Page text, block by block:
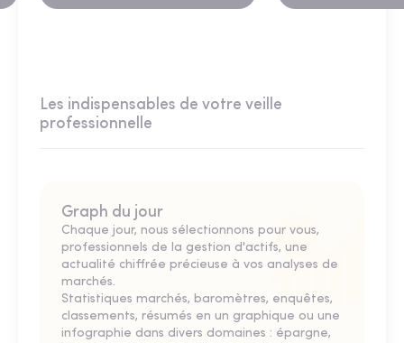
Les indispensables de votre veille
professionnelle
Graph du jour
Chaque jour, nous sélectionnons pour vous,
professionnels de la gestion d'actifs, une
actualité chiffrée précieuse à vos analyses de
marchés.
Statistiques marchés, baromètres, enquêtes,
classements, résumés en un graphique ou une
infographie dans divers domaines : épargne,